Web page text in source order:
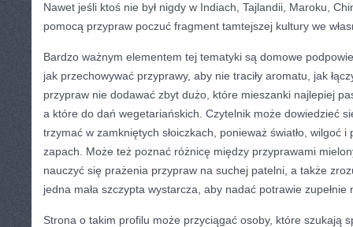
Nawet jeśli ktoś nie był nigdy w Indiach, Tajlandii, Maroku,
pomocą przypraw poczuć fragment tamtejszej kultury we
Bardzo ważnym elementem tej tematyki są domowe
jak przechowywać przyprawy, aby nie traciły aromatu, jak
przypraw nie dodawać zbyt dużo, które mieszanki najlepiej
a które do dań wegetariańskich. Czytelnik może dowiedzieć
trzymać w zamkniętych słoiczkach, ponieważ światło, wilgoć i
zapach. Może też poznać różnicę między przyprawami
nauczyć się prażenia przypraw na suchej patelni, a także
jedna mała szczypta wystarcza, aby nadać potrawie zupełnie
Strona o takim profilu może przyciągać osoby, które szukają